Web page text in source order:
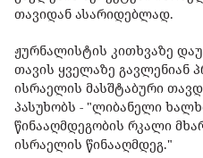
თავიდან ასარიდებლად.
ჟურნალისტის კითხვაზე
თავის ყველაზე გავლენიან
ისრაელის მასშტაბური
პასუხობს - "ლიბანელი
წინააღმდეგობის რკალი
ისრაელის წინააღმდეგ."